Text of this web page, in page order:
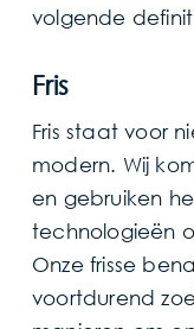
volgende
Fris
Fris staat voor
modern. Wij
en gebruiken
technologieën
Onze frisse
voortdurend